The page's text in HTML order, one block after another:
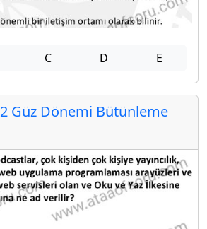
C D E
Güz Dönemi Bütünleme